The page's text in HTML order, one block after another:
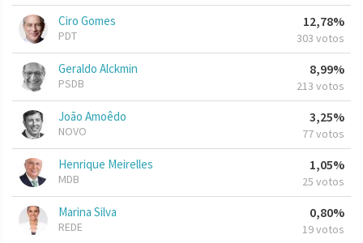
Ciro Gomes
PDT
12,78%
303 votos
Geraldo Alckmin
PSDB
8,99%
213 votos
João Amoêdo
NOVO
3,25%
77 votos
Henrique Meirelles
MDB
1,05%
25 votos
Marina Silva
REDE
0,80%
19 votos